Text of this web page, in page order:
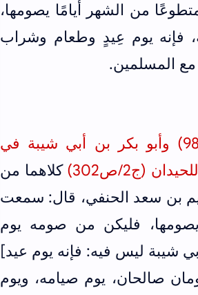
من الشهر أيامًا يصومها،
فإنه يوم عِيدٍ وطعام وشراب
مع المسلمين.
أخرجه عبد الرزاق في المصنف ط التأصيل (ج4/ص98) وأبو بكر بن أبي شيبة في
(ج2/ص302)
كلاهما من
بن سعد الحنفي، قال: سمعت
فليكن من صومه يوم
شيبة ليس فيه: فإنه يوم عيد]
صالحان، يوم صيامه، ويوم